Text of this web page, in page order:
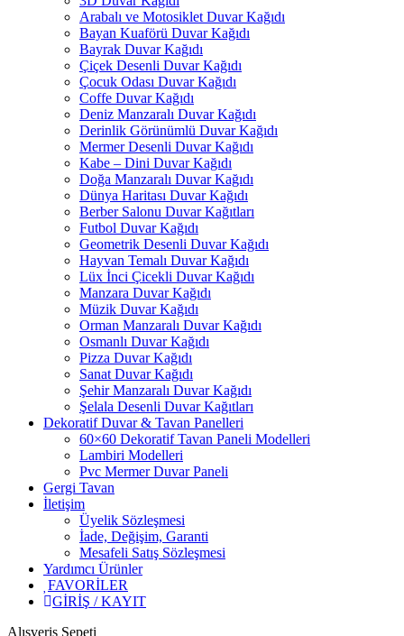
Arabalı ve Motosiklet Duvar Kağıdı
Bayan Kuaförü Duvar Kağıdı
Bayrak Duvar Kağıdı
Çiçek Desenli Duvar Kağıdı
Çocuk Odası Duvar Kağıdı
Coffe Duvar Kağıdı
Deniz Manzaralı Duvar Kağıdı
Derinlik Görünümlü Duvar Kağıdı
Mermer Desenli Duvar Kağıdı
Kabe – Dini Duvar Kağıdı
Doğa Manzaralı Duvar Kağıdı
Dünya Haritası Duvar Kağıdı
Berber Salonu Duvar Kağıtları
Futbol Duvar Kağıdı
Geometrik Desenli Duvar Kağıdı
Hayvan Temalı Duvar Kağıdı
Lüx İnci Çicekli Duvar Kağıdı
Manzara Duvar Kağıdı
Müzik Duvar Kağıdı
Orman Manzaralı Duvar Kağıdı
Osmanlı Duvar Kağıdı
Pizza Duvar Kağıdı
Sanat Duvar Kağıdı
Şehir Manzaralı Duvar Kağıdı
Şelala Desenli Duvar Kağıtları
Dekoratif Duvar & Tavan Panelleri
60×60 Dekoratif Tavan Paneli Modelleri
Lambiri Modelleri
Pvc Mermer Duvar Paneli
Gergi Tavan
İletişim
Üyelik Sözleşmesi
İade, Değişim, Garanti
Mesafeli Satış Sözleşmesi
Yardımcı Ürünler
FAVORİLER
GİRİŞ / KAYIT
Alışveriş Sepeti